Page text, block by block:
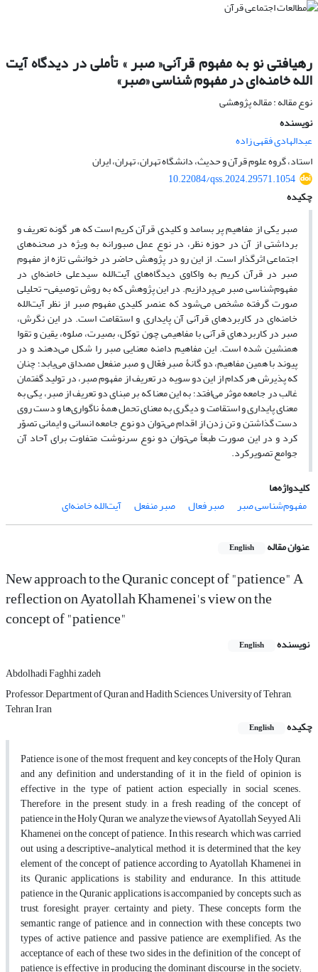
رهیافتی نو به مفهوم قرآنی« صبر » تأملی در دیدگاه آیت
الله خامنه‌ای در مفهوم شناسی «صبر»
نوع مقاله : مقاله پژوهشی
نویسنده
عبدالهادی فقهی زاده
استاد، گروه علوم قرآن و حدیث، دانشگاه تهران، تهران، ایران
10.22084/qss.2024.29571.1054
چکیده
صبر یکی از مفاهیم پر بسامد و کلیدی قرآن کریم است که هر گونه تعریف و
برداشتی از آن در حوزه نظر، در نوع عمل صبورانه به ویژه در صحنه‌های
اجتماعی اثرگذار است. از این رو در پژوهش حاضر در خوانشی تازه از مفهوم
صبر در قرآن کریم به واکاوی دیدگاه‌های آیت‌الله سیدعلی خامنه‌ای در
مفهوم‌شناسی صبر می‌پردازیم. در این پژوهش که به روش توصیفی- تحلیلی
صورت گرفته مشخص می‌شود که عنصر کلیدی مفهوم صبر از نظر آیت‌الله
خامنه‌ای در کاربردهای قرآنی آن پایداری و استقامت است. در این نگرش،
صبر در کاربردهای قرآنی با مفاهیمی چون توکل،‌ بصیرت، صلوه،‌ یقین و تقوا
همنشین شده است. این مفاهیم دامنه معنایی صبر را شکل می‌دهند و در
پیوند با همین مفاهیم، دو گانۀ صبر فعّال و صبر منفعل مصداق می‌یابد؛ چنان
که پذیرش هر کدام از این دو سویه در تعریف از مفهوم صبر، در تولید گفتمان
غالب در جامعه موثر می‌افتد؛ به این معنا که بر مبنای دو تعریف از صبر، یکی به
معنای پایداری و استقامت و دیگری به معنای تحمل همۀ ناگواری‌ها و دست روی
دست گذاشتن و تن زدن از اقدام می‌توان دو نوع جامعه انسانی و ایمانی تصوّر
کرد و در این صورت طبعاً می‌توان دو نوع سرنوشت متفاوت برای آحاد آن
جوامع تصویرکرد.
کلیدواژه‌ها
مفهوم‌شناسی صبر
صبر فعال صبر منفعل آیت‌الله خامنه‌ای
عنوان مقاله English
New approach to the Quranic concept of "patience" A
reflection on Ayatollah Khamenei's view on the
concept of "patience"
نویسنده English
Abdolhadi Faghhi zadeh
Professor, Department of Quran and Hadith Sciences, University of Tehran,
Tehran, Iran
چکیده
English
Patience is one of the most frequent and key concepts of the Holy Quran,
and any definition and understanding of it in the field of opinion is
effective in the type of patient action, especially in social scenes.
Therefore, in the present study, in a fresh reading of the concept of
patience in the Holy Quran, we analyze the views of Ayatollah Seyyed Ali
Khamenei on the concept of patience. In this research, which was carried
out using a descriptive-analytical method, it is determined that the key
element of the concept of patience according to Ayatollah Khamenei in
its Quranic applications is stability and endurance. In this attitude,
patience in the Quranic applications is accompanied by concepts such as
trust, foresight, prayer, certainty and piety. These concepts form the
semantic range of patience, and in connection with these concepts, two
types of active patience and passive patience are exemplified; As the
acceptance of each of these two sides in the definition of the concept of